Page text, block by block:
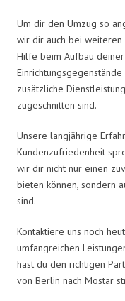
Um dir den Umzug so
wir dir auch bei weiteren
Hilfe beim Aufbau
zusätzliche
zugeschnitten sind.
Unsere langjährige
Kundenzufriedenheit
wir dir nicht nur einen
bieten können, sondern
sind.
Kontaktiere uns noch
umfangreichen
hast du den richtigen
von Berlin nach Mostar